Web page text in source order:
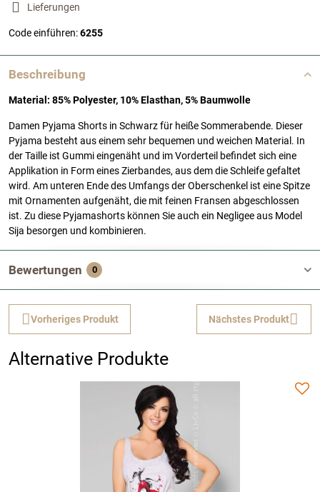
Lieferungen
Code einführen:6255
Beschreibung
Material: 85% Polyester, 10% Elasthan, 5% Baumwolle
Damen Pyjama Shorts in Schwarz für heiße Sommerabende. Dieser
Pyjama besteht aus einem sehr bequemen und weichen Material. In
der Taille ist Gummi eingenäht und im Vorderteil befindet sich eine
Applikation in Form eines Zierbandes, aus dem die Schleife gefaltet
wird. Am unteren Ende des Umfangs der Oberschenkel ist eine Spitze
mit Ornamenten aufgenäht, die mit feinen Fransen abgeschlossen
ist. Zu diese Pyjamashorts können Sie auch ein Negligee aus Model
Sija besorgen und kombinieren.
Bewertungen 0
Vorheriges Produkt Nächstes Produkt
Alternative Produkte